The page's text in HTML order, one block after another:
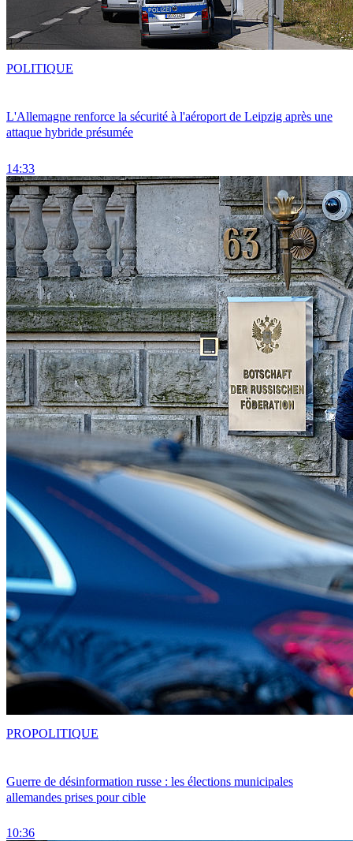
L'Allemagne renforce la sécurité à l'aéroport de Leipzig après une
attaque hybride présumée
14:33
POLITIQUE
Guerre de désinformation russe : les élections municipales
allemandes prises pour cible
10:36
PROPOLITIQUE